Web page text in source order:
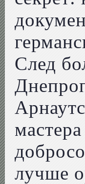
След
лучше